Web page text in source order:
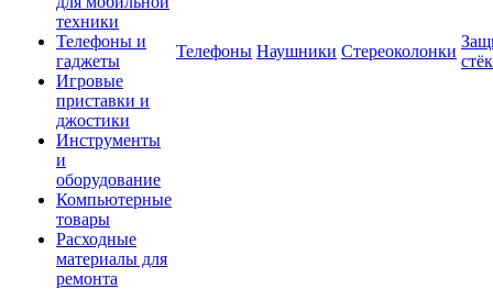
техники
Телефоны и
гаджеты
Игровые
приставки и
джостики
Инструменты
и
оборудование
Компьютерные
товары
Расходные
материалы для
ремонта
Телефоны Наушники Стереоколонки